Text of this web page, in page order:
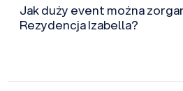
Jak duży event można
Rezydencja Izabella?